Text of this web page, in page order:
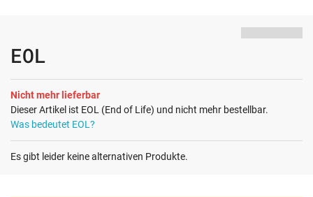
EOL
Nicht mehr lieferbar
Dieser Artikel ist EOL (End of Life) und nicht mehr bestellbar.
Was bedeutet EOL?
Es gibt leider keine alternativen Produkte.